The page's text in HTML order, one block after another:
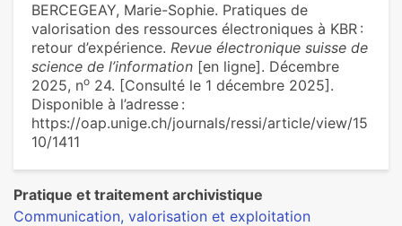
BERCEGEAY, Marie-Sophie. Pratiques de
valorisation des ressources électroniques à KBR :
retour d’expérience. Revue électronique suisse de
science de l’information [en ligne]. Décembre
2025, no 24. [Consulté le 1 décembre 2025].
Disponible à l’adresse :
https://oap.unige.ch/journals/ressi/article/view/15
10/1411
Pratique et traitement archivistique
Communication, valorisation et exploitation